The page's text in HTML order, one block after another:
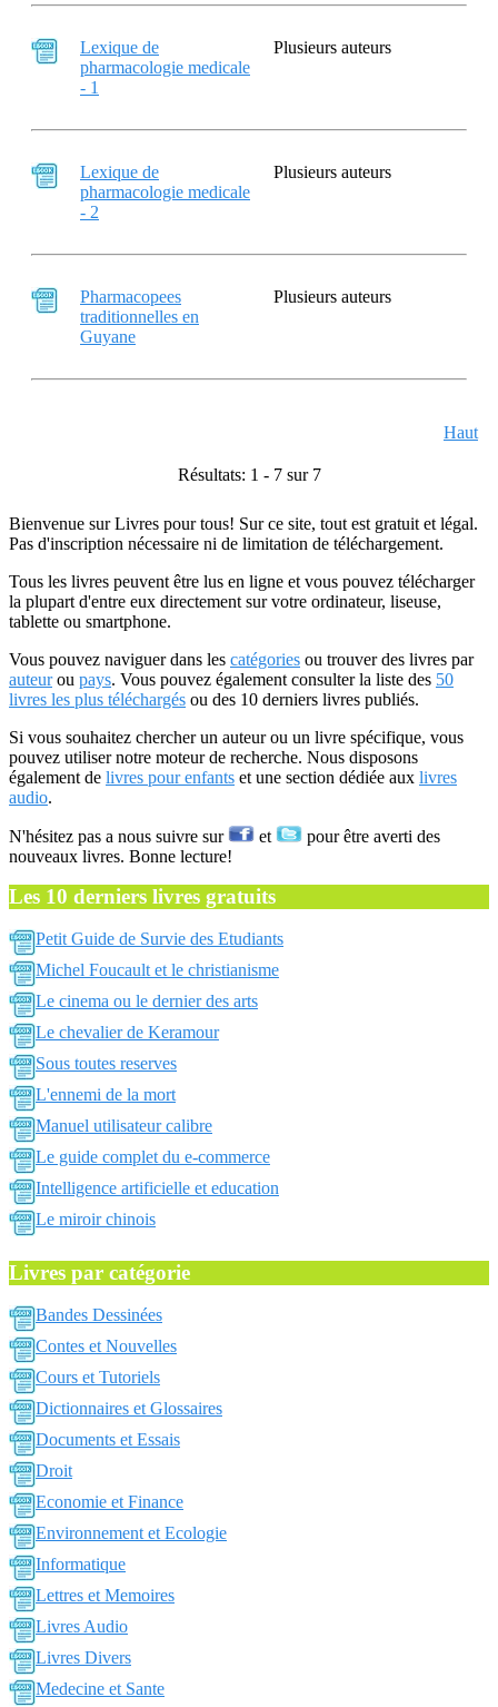
Lexique de
pharmacologie medicale
- 1
Plusieurs auteurs
Lexique de
pharmacologie medicale
- 2
Plusieurs auteurs
Pharmacopees
traditionnelles en
Guyane
Plusieurs auteurs
Haut
Résultats: 1 - 7 sur 7
Bienvenue sur Livres pour tous! Sur ce site, tout est gratuit et légal.
Pas d'inscription nécessaire ni de limitation de téléchargement.
Tous les livres peuvent être lus en ligne et vous pouvez télécharger
la plupart d'entre eux directement sur votre ordinateur, liseuse,
tablette ou smartphone.
Vous pouvez naviguer dans les catégories ou trouver des livres par
auteurou pays. Vous pouvez également consulter la liste des 50
livres les plus téléchargés ou des 10 derniers livres publiés.
Si vous souhaitez chercher un auteur ou un livre spécifique, vous
pouvez utiliser notre moteur de recherche. Nous disposons
également de livres pour enfants et une section dédiée aux livres
audio.
N'hésitez pas a nous suivre sur et
pour être averti des
nouveaux livres. Bonne lecture!
Les 10 derniers livres gratuits
Petit Guide de Survie des Etudiants
Michel Foucault et le christianisme
Le cinema ou le dernier des arts
Le chevalier de Keramour
Sous toutes reserves
L'ennemi de la mort
Manuel utilisateur calibre
Le guide complet du e-commerce
Intelligence artificielle et education
Le miroir chinois
Livres par catégorie
Bandes Dessinées
Contes et Nouvelles
Cours et Tutoriels
Dictionnaires et Glossaires
Documents et Essais
Droit
Economie et Finance
Environnement et Ecologie
Informatique
Lettres et Memoires
Livres Audio
Livres Divers
Medecine et Sante